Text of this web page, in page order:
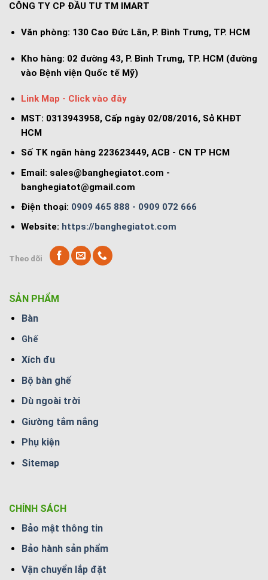
CÔNG TY CP ĐẦU TƯ TM IMART
Văn phòng: 130 Cao Đức Lân, P. Bình Trưng, TP. HCM
Kho hàng: 02 đường 43, P. Bình Trưng, TP. HCM (đường
vào Bệnh viện Quốc tế Mỹ)
Link Map - Click vào đây
MST: 0313943958, Cấp ngày 02/08/2016, Sở KHĐT
HCM
Số TK ngân hàng 223623449, ACB - CN TP HCM
Email: sales@banghegiatot.com -
banghegiatot@gmail.com
Điện thoại: 0909 465 888 - 0909 072 666
Website: https://banghegiatot.com
Theo dõi
SẢN PHẨM
Bàn
Ghế
Xích đu
Bộ bàn ghế
Dù ngoài trời
Giường tắm nắng
Phụ kiện
Sitemap
CHÍNH SÁCH
Bảo mật thông tin
Bảo hành sản phẩm
Vận chuyển lắp đặt